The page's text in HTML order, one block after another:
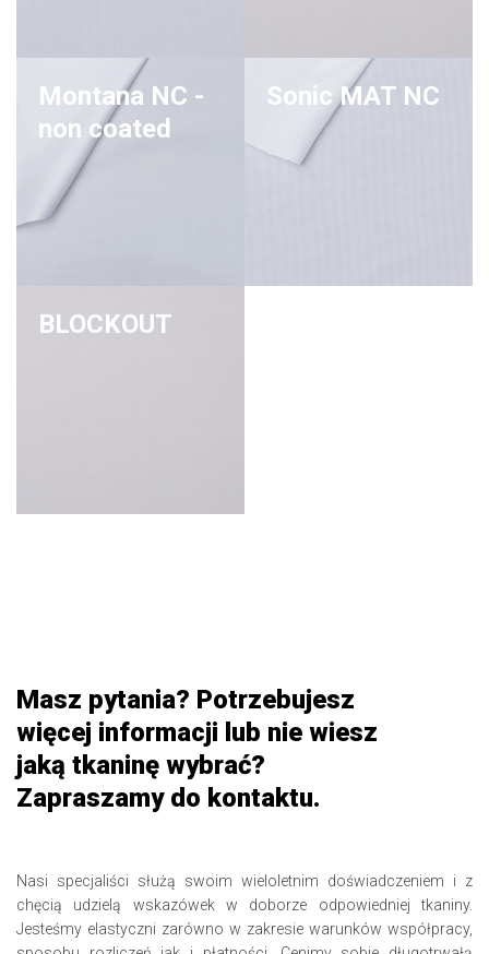
Montana NC -
non coated
Sonic MAT NC
BLOCKOUT
Masz pytania? Potrzebujesz
więcej informacji lub nie wiesz
jaką tkaninę wybrać?
Zapraszamy do kontaktu.
Nasi specjaliści służą swoim wieloletnim doświadczeniem i z
chęcią udzielą wskazówek w doborze odpowiedniej tkaniny.
Jesteśmy elastyczni zarówno w zakresie warunków współpracy,